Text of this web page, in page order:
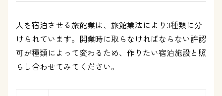
人を宿泊させる旅館業は、旅館業法により3種類に分
けられています。開業時に取らなければならない許認
可が種類によって変わるため、作りたい宿泊施設と照
らし合わせてみてください。